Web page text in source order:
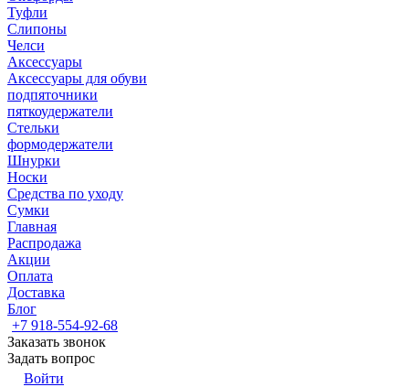
Туфли
Слипоны
Челси
Аксессуары
Аксессуары для обуви
подпяточники
пяткоудержатели
Стельки
формодержатели
Шнурки
Носки
Средства по уходу
Сумки
Главная
Распродажа
Акции
Оплата
Доставка
Блог
+7 918-554-92-68
Заказать звонок
Задать вопрос
Войти